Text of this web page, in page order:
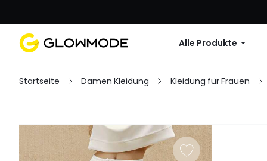
Alle Produkte
Startseite Damen Kleidung Kleidung für Frauen
Alles löschen